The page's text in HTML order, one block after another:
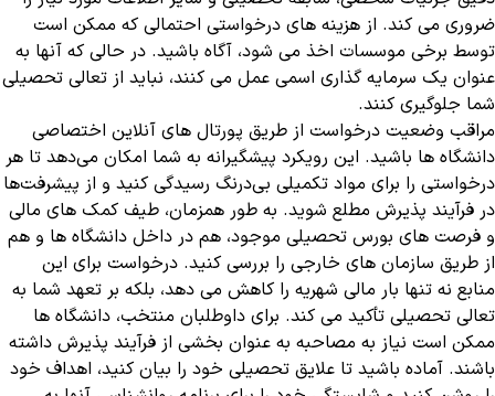
ضروری می کند. از هزینه های درخواستی احتمالی که ممکن است
توسط برخی موسسات اخذ می شود، آگاه باشید. در حالی که آنها به
عنوان یک سرمایه گذاری اسمی عمل می کنند، نباید از تعالی تحصیلی
شما جلوگیری کنند.
مراقب وضعیت درخواست از طریق پورتال های آنلاین اختصاصی
دانشگاه ها باشید. این رویکرد پیشگیرانه به شما امکان می‌دهد تا هر
درخواستی را برای مواد تکمیلی بی‌درنگ رسیدگی کنید و از پیشرفت‌ها
در فرآیند پذیرش مطلع شوید. به طور همزمان، طیف کمک های مالی
و فرصت های بورس تحصیلی موجود، هم در داخل دانشگاه ها و هم
از طریق سازمان های خارجی را بررسی کنید. درخواست برای این
منابع نه تنها بار مالی شهریه را کاهش می دهد، بلکه بر تعهد شما به
تعالی تحصیلی تأکید می کند. برای داوطلبان منتخب، دانشگاه ها
ممکن است نیاز به مصاحبه به عنوان بخشی از فرآیند پذیرش داشته
باشند. آماده باشید تا علایق تحصیلی خود را بیان کنید، اهداف خود